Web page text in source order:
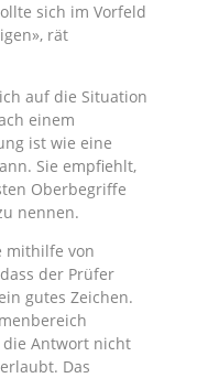
sich im Vorfeld
rät
auf die Situation
einem
ist wie eine
Sie empfiehlt,
Oberbegriffe
nennen.
mithilfe von
der Prüfer
gutes Zeichen.
die Antwort nicht
Das